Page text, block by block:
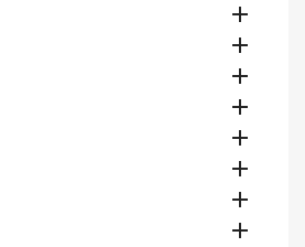







